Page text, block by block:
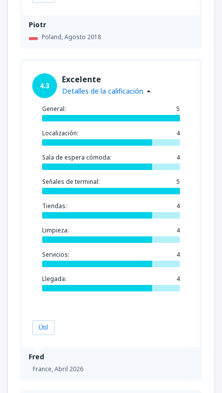
Piotr
Poland,Agosto 2018
Fred
France,Abril 2026
4.3
Excelente
Detalles de la calificación
General: 5
Localización: 4
Sala de espera cómoda: 4
Señales de terminal: 5
Tiendas: 4
Limpieza: 4
Servicios: 4
Llegada: 4
Útil